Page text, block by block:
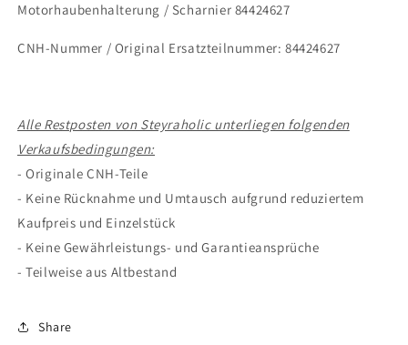
Motorhaubenhalterung / Scharnier 84424627
CNH-Nummer / Original Ersatzteilnummer:84424627
Alle Restposten von Steyraholic unterliegen folgenden
Verkaufsbedingungen:
- Originale CNH-Teile
- Keine Rücknahme und Umtausch aufgrund reduziertem
Kaufpreis und Einzelstück
- Keine Gewährleistungs- und Garantieansprüche
- Teilweise aus Altbestand
Share